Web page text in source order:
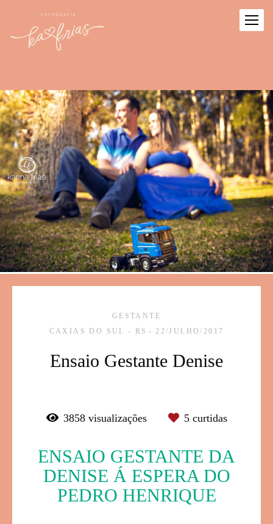
GESTANTE
CAXIAS DO SUL - RS
22/JULHO/2017
Ensaio Gestante Denise
3858visualizações 5curtidas
ENSAIO GESTANTE DA
DENISE Á ESPERA DO
PEDRO HENRIQUE